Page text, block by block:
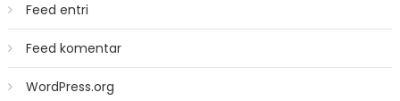
Feed entri
Feed komentar
WordPress.org